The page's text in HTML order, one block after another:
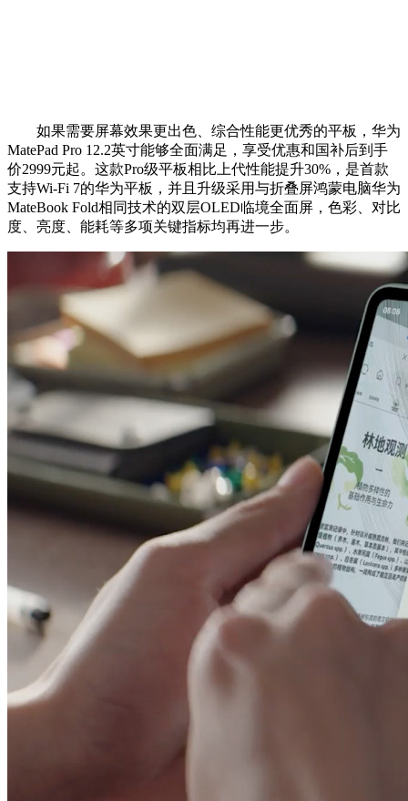
如果需要屏幕效果更出色、综合性能更优秀的平板，华为
MatePad Pro 12.2英寸能够全面满足，享受优惠和国补后到手
价2999元起。这款Pro级平板相比上代性能提升30%，是首款
支持Wi-Fi 7的华为平板，并且升级采用与折叠屏鸿蒙电脑华为
MateBook Fold相同技术的双层OLED临境全面屏，色彩、对比
度、亮度、能耗等多项关键指标均再进一步。